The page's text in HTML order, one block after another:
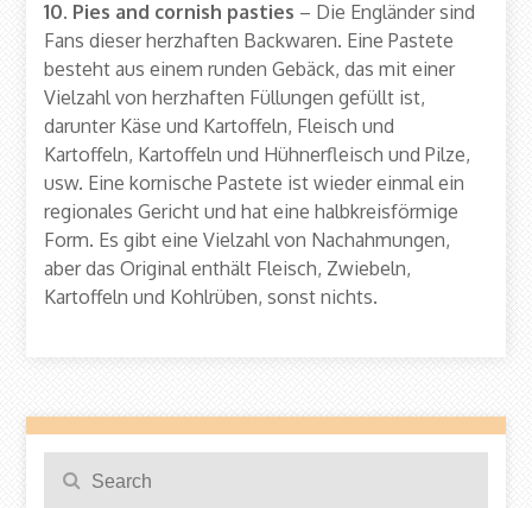
10. Pies and cornish pasties – Die Engländer sind
Fans dieser herzhaften Backwaren. Eine Pastete
besteht aus einem runden Gebäck, das mit einer
Vielzahl von herzhaften Füllungen gefüllt ist,
darunter Käse und Kartoffeln, Fleisch und
Kartoffeln, Kartoffeln und Hühnerfleisch und Pilze,
usw. Eine kornische Pastete ist wieder einmal ein
regionales Gericht und hat eine halbkreisförmige
Form. Es gibt eine Vielzahl von Nachahmungen,
aber das Original enthält Fleisch, Zwiebeln,
Kartoffeln und Kohlrüben, sonst nichts.
for:
Search